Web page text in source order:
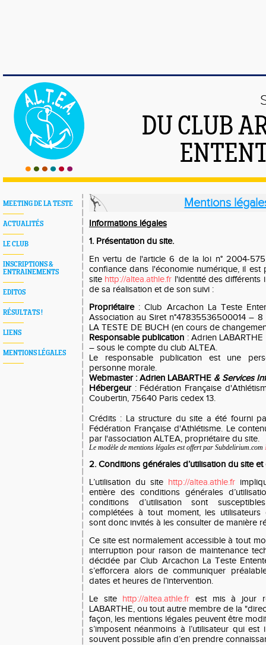
DU CLUB
MEETING DE LA TESTE
ACTUALITÉS
LE CLUB
INSCRIPTIONS &
ENTRAINEMENTS
EDITOS
RÉSULTATS !
LIENS
MENTIONS LÉGALES
Mentions
Informations légales
1. Présentation du site.
En vertu de l'article 6 de la loi n° 2004-
confiance dans l'économie numérique, il est
site http://altea.athle.fr l'identité des différents
de sa réalisation et de son suivi :
Propriétaire: Club Arcachon La Teste
Association au Siret n°47835536500014 –
LA TESTE DE BUCH (en cours de
Responsable publication : Adrien
– sous le compte du club ALTEA.
Le responsable publication est une
personne morale.
Webmaster: Adrien LABARTHE & Services
Hébergeur: Fédération Française
Coubertin, 75640 Paris cedex 13.
Crédits : La structure du site a été fourni
Fédération Française d'Athlétisme. Le
par l'association ALTEA, propriétaire du site.
Le modèle de mentions légales est offert par Subdelirium.com
2. Conditions générales d’utilisation du site
L’utilisation du site http://altea.athle.fr
entière des conditions générales
conditions d’utilisation sont
complétées à tout moment, les
sont donc invités à les consulter de manière
Ce site est normalement accessible à tout
interruption pour raison de maintenance
décidée par Club Arcachon La Teste
s’efforcera alors de communiquer
dates et heures de l’intervention.
Le site http://altea.athle.fr est mis à jour
LABARTHE, ou tout autre membre de la
façon, les mentions légales peuvent être
s’imposent néanmoins à l’utilisateur qui
souvent possible afin d’en prendre